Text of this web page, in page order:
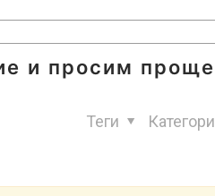
и просим
Теги